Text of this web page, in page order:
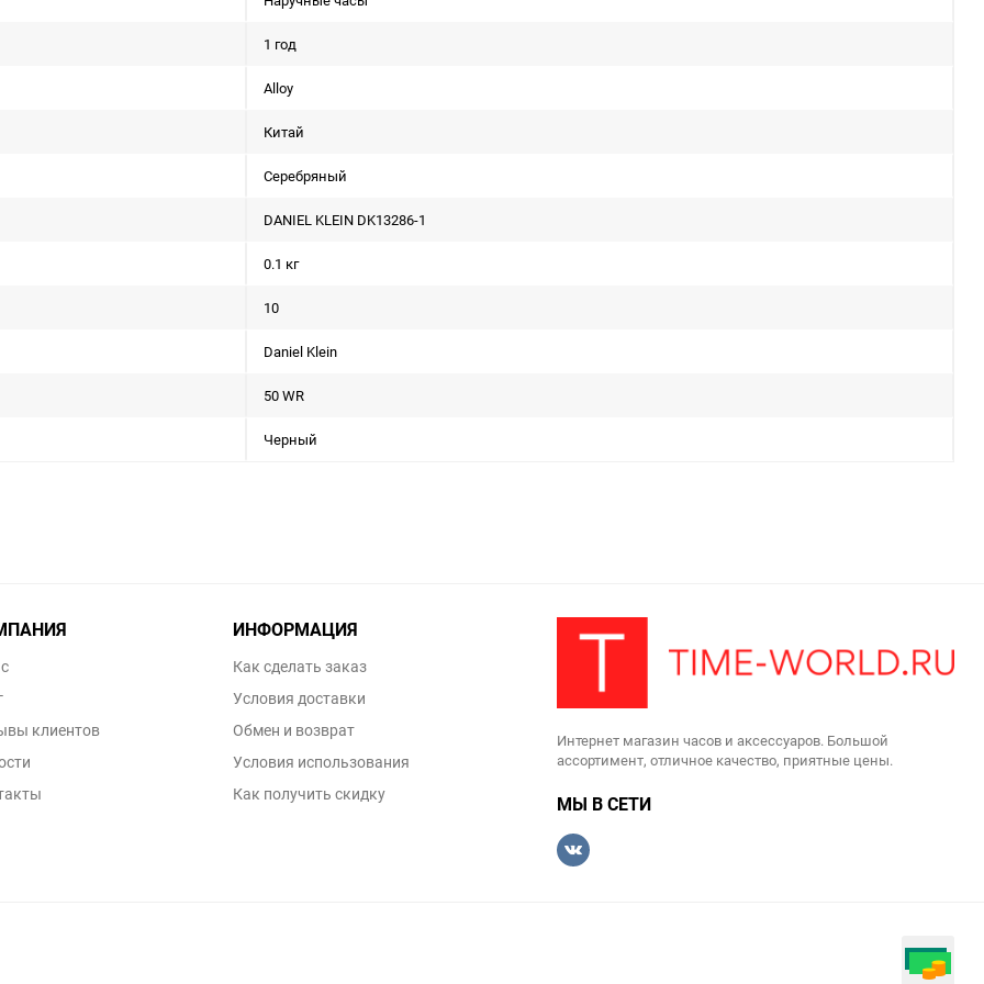
1 год
Alloy
Китай
Серебряный
DANIEL KLEIN DK13286-1
0.1 кг
10
Daniel Klein
50 WR
Черный
клиентов
ИНФОРМАЦИЯ
Как сделать заказ
Условия доставки
Обмен и возврат
Условия использования
Как получить скидку
Интернет магазин часов и аксессуаров. Большой
ассортимент, отличное качество, приятные цены.
МЫ В СЕТИ